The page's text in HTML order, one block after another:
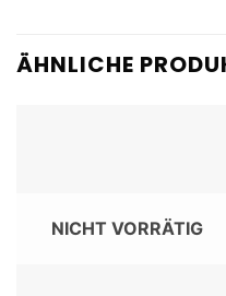
ÄHNLICHE
NICHT VORRÄTIG